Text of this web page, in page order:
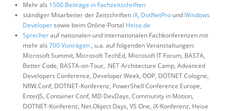
Mehr als 1500 Beiträge in Fachzeitschriften
ständiger Mitarbeiter der Zeitschriften iX, DotNetPro undWindows
Developersowie beim Online-Portal Heise.de
Sprecherauf nationalen und internationalen Fachkonferenzen mit
mehr als 700 Vorträgen , u.a. auf folgenden Veranstaltungen:
Microsoft Summit, Microsoft TechEd, Microsoft IT Forum, BASTA,
Better Code, BASTA-on-Tour, .NET Architecture Camp, Advanced
Developers Conference, Developer Week, OOP, DOTNET Cologne,
NRW.Conf, DOTNET-Konferenz, PowerShell Conference Europe,
EnterJS, Container Conf, MD DevDays, Community in Motion,
DOTNET-Konferenz, Net.Object Days, VS One, iX-Konferenz, Heise